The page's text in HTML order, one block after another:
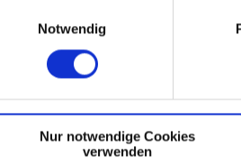
Notwendig
Nur notwendige Cookies
verwenden
geht es rechts die Straße hoch.